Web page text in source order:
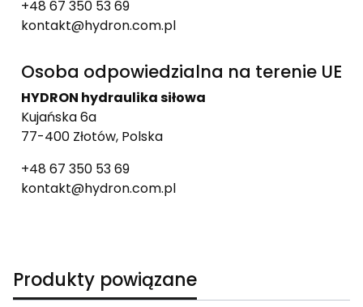
+48 67 350 53 69
kontakt@hydron.com.pl
Osoba odpowiedzialna na terenie UE
HYDRON hydraulika siłowa
Kujańska 6a
77-400 Złotów, Polska
+48 67 350 53 69
kontakt@hydron.com.pl
Produkty powiązane